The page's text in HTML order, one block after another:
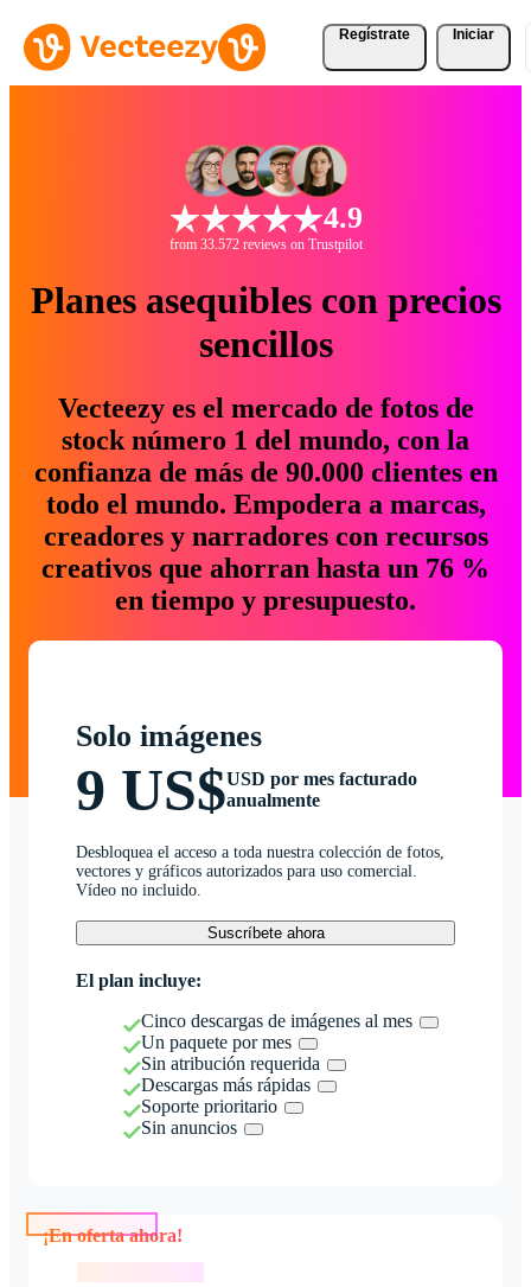
Regístrate Iniciar
4.9
from 33.572 reviews on Trustpilot
Planes asequibles con precios
sencillos
Vecteezy es el mercado de fotos de
stock número 1 del mundo, con la
confianza de más de 90.000 clientes en
todo el mundo. Empodera a marcas,
creadores y narradores con recursos
creativos que ahorran hasta un 76 %
en tiempo y presupuesto.
Solo imágenes
9 US$USD por mes facturado
anualmente
Desbloquea el acceso a toda nuestra colección de fotos,
vectores y gráficos autorizados para uso comercial.
Vídeo no incluido.
Suscríbete ahora
El plan incluye:
Cinco descargas de imágenes al mes
Un paquete por mes
Sin atribución requerida
Descargas más rápidas
Soporte prioritario
Sin anuncios